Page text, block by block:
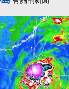
·更多...